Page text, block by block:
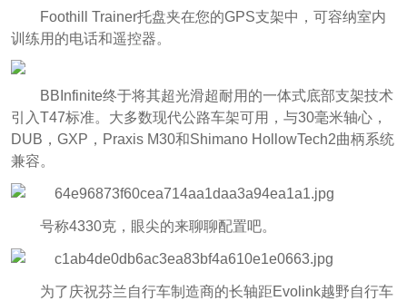
Foothill Trainer托盘夹在您的GPS支架中，可容纳室内
训练用的电话和遥控器。
BBInfinite终于将其超光滑超耐用的一体式底部支架技术
引入T47标准。大多数现代公路车架可用，与30毫米轴心，
DUB，GXP，Praxis M30和Shimano HollowTech2曲柄系统
兼容。
号称4330克，眼尖的来聊聊配置吧。
为了庆祝芬兰自行车制造商的长轴距Evolink越野自行车